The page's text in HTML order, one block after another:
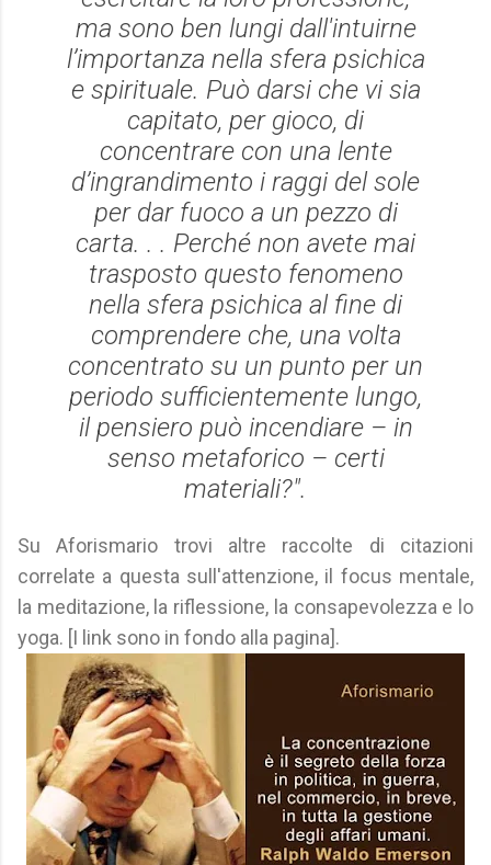
ma sono ben lungi dall'intuirne
l’importanza nella sfera psichica
e spirituale. Può darsi che vi sia
capitato, per gioco, di
concentrare con una lente
d’ingrandimento i raggi del sole
per dar fuoco a un pezzo di
carta. . . Perché non avete mai
trasposto questo fenomeno
nella sfera psichica al fine di
comprendere che, una volta
concentrato su un punto per un
periodo sufficientemente lungo,
il pensiero può incendiare – in
senso metaforico – certi
materiali?".
Su Aforismario trovi altre raccolte di citazioni
correlate a questa sull'attenzione, il focus mentale,
la meditazione, la riflessione, la consapevolezza e lo
yoga. [I link sono in fondo alla pagina].